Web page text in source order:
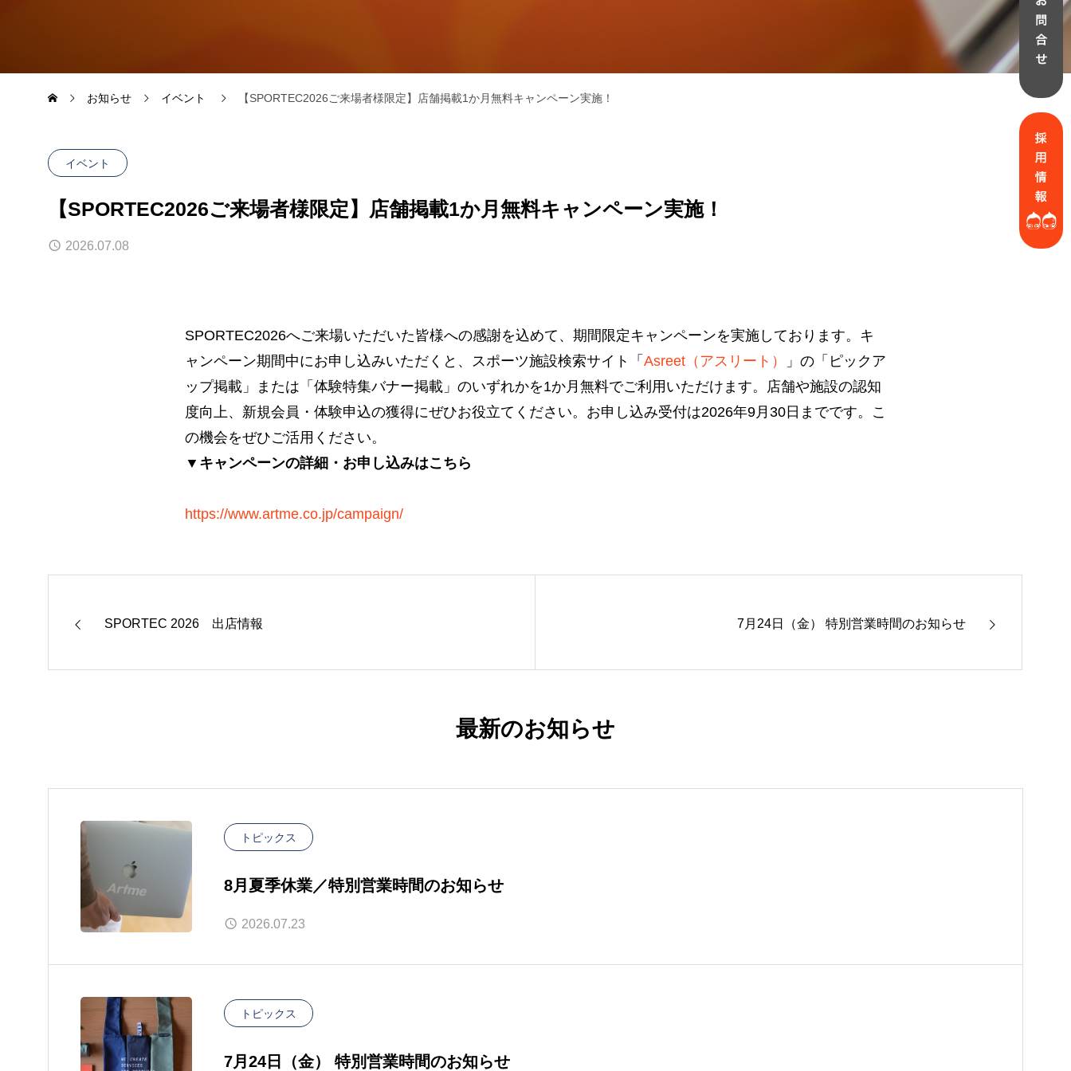
お知らせ イベント 【SPORTEC2026ご来場者様限定】店舗掲載1か月無料キャンペーン実施！
イベント
【SPORTEC2026ご来場者様限定】店舗掲載1か月無料キャンペーン実施！
2026.07.08
SPORTEC2026へご来場いただいた皆様への感謝を込めて、期間限定キャンペーンを実施しております。キ
ャンペーン期間中にお申し込みいただくと、スポーツ施設検索サイト「 Asreet（アスリート）
」の「ピックア
ップ掲載」または「体験特集バナー掲載」のいずれかを1か月無料でご利用いただけます。店舗や施設の認知
度向上、新規会員・体験申込の獲得にぜひお役立てください。お申し込み受付は2026年9月30日までです。こ
の機会をぜひご活用ください。
▼キャンペーンの詳細・お申し込みはこちら
https://www.artme.co.jp/campaign/
SPORTEC 2026 出店情報 7月24日（金） 特別営業時間のお知らせ
最新のお知らせ
トピックス
8月夏季休業／特別営業時間のお知らせ
2026.07.23
トピックス
7月24日（金） 特別営業時間のお知らせ